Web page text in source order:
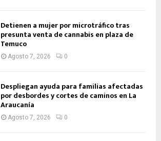
Detienen a mujer por microtráfico tras
presunta venta de cannabis en plaza de
Temuco
Agosto 7, 2026 0
Despliegan ayuda para familias afectadas
por desbordes y cortes de caminos en La
Araucanía
Agosto 7, 2026 0